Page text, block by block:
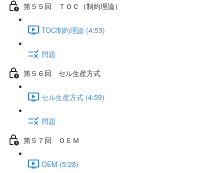
第５５回 ＴＯＣ（制約理論）
TOC制約理論 (4:53)
問題
第５６回 セル生産方式
セル生産方式 (4:59)
問題
第５７回 ＯＥＭ
OEM (5:28)